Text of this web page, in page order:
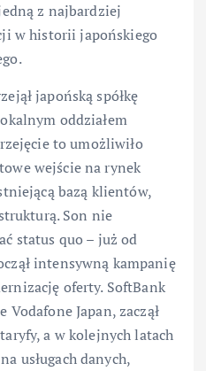
z najbardziej
w historii japońskiego
japońską spółkę
oddziałem
to umożliwiło
wejście na rynek
bazą klientów,
Son nie
status quo – już od
intensywną kampanię
oferty. SoftBank
Japan, zaczął
a w kolejnych latach
usługach danych,